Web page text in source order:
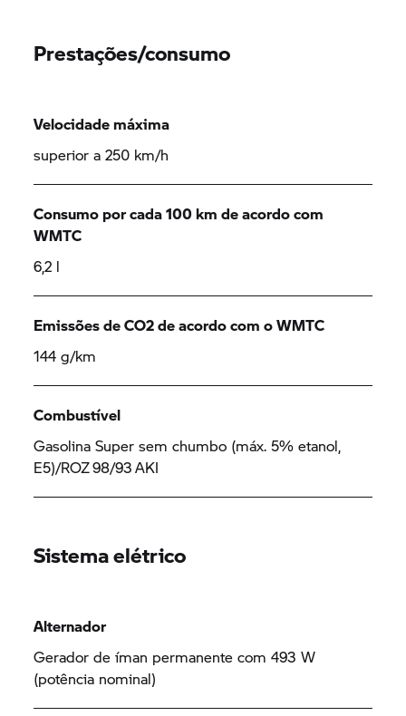
Prestações/consumo
Velocidade máxima
superior a 250 km/h
Consumo por cada 100 km de acordo com
WMTC
6,2 l
Emissões de CO2 de acordo com o WMTC
144 g/km
Combustível
Gasolina Super sem chumbo (máx. 5% etanol,
E5)/ROZ 98/93 AKI
Sistema elétrico
Alternador
Gerador de íman permanente com 493 W
(potência nominal)